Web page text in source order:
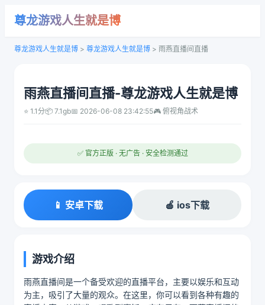
尊龙游戏人生就是博
尊龙游戏人生就是博 > 尊龙游戏人生就是博 > 雨燕直播间直播
雨燕直播间直播-尊龙游戏人生就是博
⭐ 1.1分📦 7.1gb📅 2026-06-08 23:42:55🎮 俯视角战术
✅ 官方正版 · 无广告 · 安全检测通过
📱 安卓下载 🍎 ios下载
游戏介绍
雨燕直播间是一个备受欢迎的直播平台，主要以娱乐和互动
为主，吸引了大量的观众。在这里，你可以看到各种有趣的